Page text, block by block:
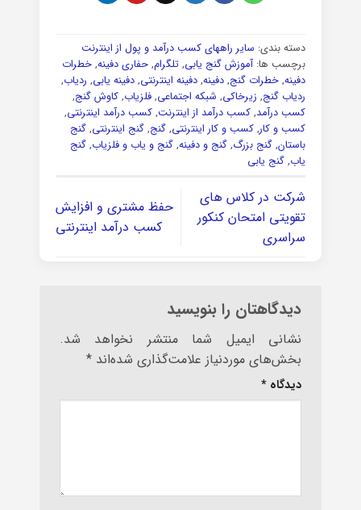
دسته بندی: سایر راههای کسب درآمد و پول از اینترنت
برچسب ها:آموزش گنج یابی, تلگرام, حفاری دفینه, خطرات
دفینه, خطرات گنج, دفینه, دفینه اینترنتی, دفینه یابی, ردیاب,
ردیاب گنج, زیرخاکی, شبکه اجتماعی, فلزیاب, کاوش گنج,
کسب درآمد, کسب درآمد از اینترنت, کسب درآمد اینترنتی,
کسب و کار, کسب و کار اینترنتی, گنج, گنج اینترنتی, گنج
باستان, گنج بزرگ, گنج و دفینه, گنج و یاب و فلزیاب, گنج
یاب, گنج یابی
شرکت در کلاس های
تقویتی امتحان کنکور
سراسری
حفظ مشتری و افزایش
کسب درآمد اینترنتی
دیدگاهتان را بنویسید
نشانی ایمیل شما منتشر نخواهد شد.
بخش‌های موردنیاز علامت‌گذاری شده‌اند *
دیدگاه *